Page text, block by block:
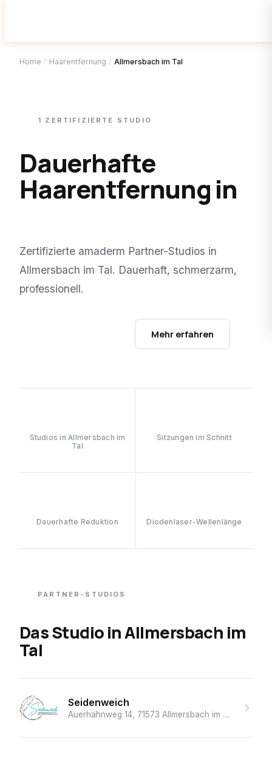
Home / Haarentfernung / Allmersbach im Tal
1 ZERTIFIZIERTE STUDIO
Dauerhafte
Haarentfernung in
Allmersbach im Tal
Zertifizierte amaderm Partner-Studios in
Allmersbach im Tal. Dauerhaft, schmerzarm,
professionell.
Mehr erfahren
Studios in Allmersbach im
Tal
Sitzungen im Schnitt
Dauerhafte Reduktion Diodenlaser-Wellenlänge
PARTNER-STUDIOS
Das StudioinAllmersbach im
Tal
Seidenweich
Auerhahnweg 14, 71573 Allmersbach im Tal, Deutschland